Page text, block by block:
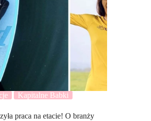
Kapitalne Babki
praca na etacie! O branży